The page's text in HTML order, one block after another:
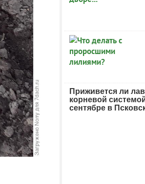
Приживется ли
корневой
сентябре в